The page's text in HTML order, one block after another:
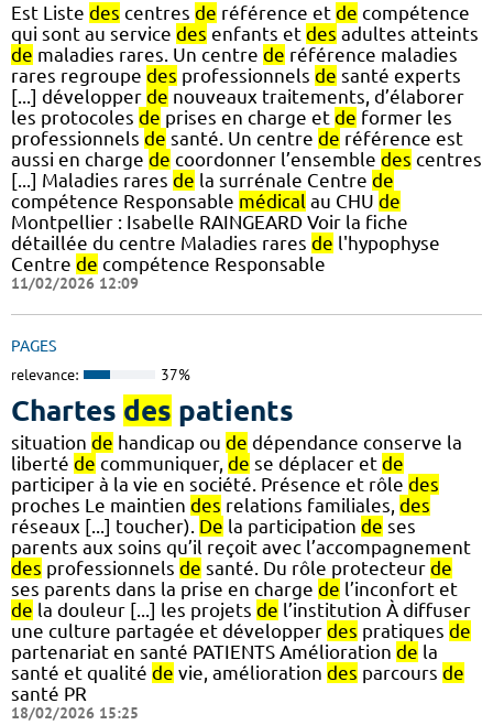
Est Liste des centres de référence et de compétence
qui sont au service des enfants et des adultes atteints
de maladies rares. Un centre de référence maladies
rares regroupe des professionnels de santé experts
[...] développer de nouveaux traitements, d’élaborer
les protocoles de prises en charge et de former les
professionnels de santé. Un centre de référence est
aussi en charge de coordonner l’ensemble des centres
[...] Maladies rares de la surrénale Centre de
compétence Responsable médical au CHU de
Montpellier : Isabelle RAINGEARD Voir la fiche
détaillée du centre Maladies rares de l'hypophyse
Centre de compétence Responsable
11/02/2026 12:09
PAGES
relevance: 37%
Chartes des patients
situation de handicap ou de dépendance conserve la
liberté de communiquer, de se déplacer et de
participer à la vie en société. Présence et rôle des
proches Le maintien des relations familiales, des
réseaux [...] toucher). De la participation de ses
parents aux soins qu’il reçoit avec l’accompagnement
des professionnels de santé. Du rôle protecteur de
ses parents dans la prise en charge de l’inconfort et
de la douleur [...] les projets de l’institution À diffuser
une culture partagée et développer des pratiques de
partenariat en santé PATIENTS Amélioration de la
santé et qualité de vie, amélioration des parcours de
santé PR
18/02/2026 15:25